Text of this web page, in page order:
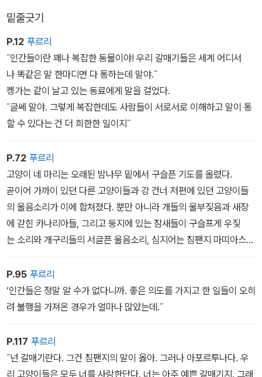
화두와 만나게 된다.
우화라는 형식과 간결한 문체, 진지한 주제의식과 유머가 절묘하게
통일된 이 작품은 1996년 유럽 최고의 베스트셀러가 됐으며, 독일의
언론으로부터 “전체적으로 감동, 긴장, 교훈이 적절하게 섞여 있으며,
성인과 어린이 모두 읽어볼 가치가 있는 훌륭한 이야기”(쥐트 도이치
자이퉁)란 평가를 받았다.
밑줄긋기
P.12 푸르리
˝인간들이란 꽤나 복잡한 동물이야! 우리 갈매기들은 세계 어디서
나 똑같은 말 한마디면 다 통하는데 말야.˝
켕가는 같이 날고 있는 동료에게 말을 걸었다.
˝글쎄 말야. 그렇게 복잡한데도 사람들이 서로서로 이해하고 말이 통
할 수 있다는 건 더 희한한 일이지˝
P.72 푸르리
고양이 네 마리는 오래된 밤나무 밑에서 구슬픈 기도를 올렸다.
곧이어 가까이 있던 다른 고양이들과 강 건너 저편에 있던 고양이들
의 울음소리가 이에 합쳐졌다. 뿐만 아니라 개들의 울부짖음과 새장
에 갇힌 카나리아들, 그리고 둥지에 있는 참새들이 구슬프게 우짖
는 소리와 개구리들의 서글픈 울음소리, 심지어는 침팬지 마띠아스
의 어울리지 않는 불협화음까지도 고양이들의 울음소리와합쳐졌다.
함부르크에 있는 모든 집 안의 등불은 이미 꺼진 상태였다. 그날밤 항
구의 주민들은 밤새 궁금해했다. 함부르크의 동물들을 갑자기사로잡
아버린 저 이상한 슬픔의 정체가 무엇인지.
P.95 푸르리
‘인간들은 정말 알 수가 없다니까. 좋은 의도를 가지고 한 일들이 오히
려 불행을 가져온 경우가 얼마나 많았는데.˝
P.117 푸르리
˝넌 갈매기란다. 그건 침팬지의 말이 옳아. 그러나 아포르투나다. 우
리 고양이들은 모두 너를 사랑한단다. 너는 아주 예쁜 갈매기지. 그래